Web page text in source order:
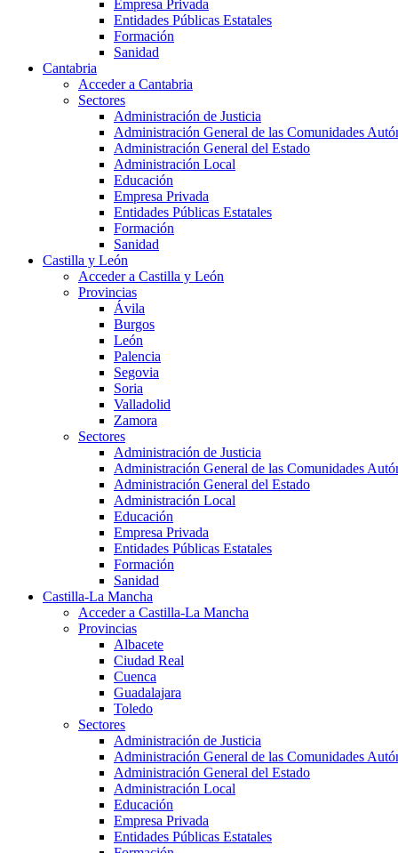
Empresa Privada
Entidades Públicas Estatales
Formación
Sanidad
Cantabria
Acceder a Cantabria
Sectores
Administración de Justicia
Administración General de las Comunidades
Administración General del Estado
Administración Local
Educación
Empresa Privada
Entidades Públicas Estatales
Formación
Sanidad
Castilla y León
Acceder a Castilla y León
Provincias
Ávila
Burgos
León
Palencia
Segovia
Soria
Valladolid
Zamora
Sectores
Administración de Justicia
Administración General de las Comunidades
Administración General del Estado
Administración Local
Educación
Empresa Privada
Entidades Públicas Estatales
Formación
Sanidad
Castilla-La Mancha
Acceder a Castilla-La Mancha
Provincias
Albacete
Ciudad Real
Cuenca
Guadalajara
Toledo
Sectores
Administración de Justicia
Administración General de las Comunidades
Administración General del Estado
Administración Local
Educación
Empresa Privada
Entidades Públicas Estatales